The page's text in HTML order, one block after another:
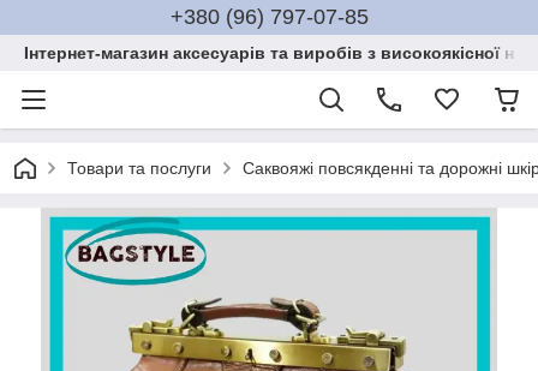
+380 (96) 797-07-85
Інтернет-магазин аксесуарів та виробів з високоякісної
Товари та послуги Саквояжі повсякденні та дорожні